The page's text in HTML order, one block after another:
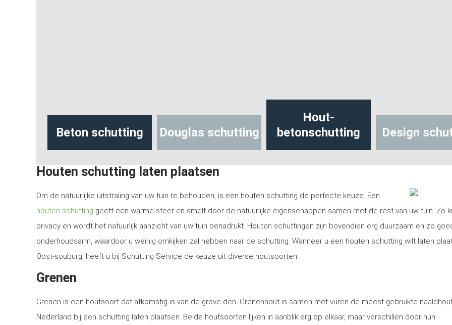
Beton schutting Douglas schutting
Hout-
betonschutting
Design
Houten schutting laten plaatsen
Om de natuurlijke uitstraling van uw tuin te behouden, is een houten schutting de perfecte keuze. Een
houten schutting geeft een warme sfeer en smelt door de natuurlijke eigenschappen samen met de rest van uw tuin. Zo
privacy en wordt het natuurlijk aanzicht van uw tuin benadrukt. Houten schuttingen zijn bovendien erg duurzaam en zo
onderhoudsarm, waardoor u weinig omkijken zal hebben naar de schutting. Wanneer u een houten schutting wilt laten
Oost-souburg, heeft u bij Schutting Service de keuze uit diverse houtsoorten:
Grenen
Grenen is een houtsoort dat afkomstig is van de grove den. Grenenhout is samen met vuren de meest gebruikte
Nederland bij een schutting laten plaatsen. Beide houtsoorten lijken in aanblik erg op elkaar, maar verschillen door hun